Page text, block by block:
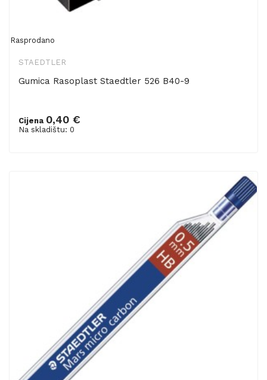
Rasprodano
STAEDTLER
Gumica Rasoplast Staedtler 526 B40-9
Cijena 0,40 €
Na skladištu: 0